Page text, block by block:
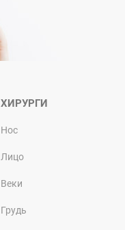
ХИРУРГИ
Нос
Лицо
Веки
Грудь